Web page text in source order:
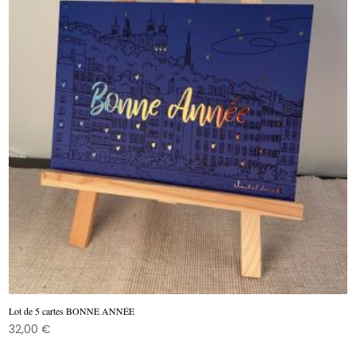
Lot de 5 cartes BONNE ANNÉE
32,00€